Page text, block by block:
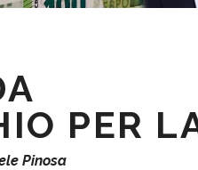
PER
Pinosa